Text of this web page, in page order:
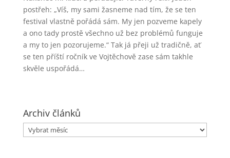
postřeh: „Víš, my sami žasneme nad tím, že se ten
festival vlastně pořádá sám. My jen pozveme kapely
a ono tady prostě všechno už bez problémů funguje
a my to jen pozorujeme.“ Tak já přeji už tradičně, ať
se ten příští ročník ve Vojtěchově zase sám takhle
skvěle uspořádá…
Archiv článků
Archiv
článků